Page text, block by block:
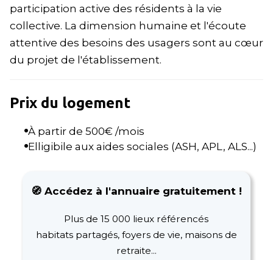
participation active des résidents à la vie
collective. La dimension humaine et l'écoute
attentive des besoins des usagers sont au cœur
du projet de l'établissement.
Prix du logement
À partir de 500€ /mois
Elligibile aux aides sociales (ASH, APL, ALS...)
🧭 Accédez à l'annuaire gratuitement !
Plus de 15 000 lieux référencés
habitats partagés, foyers de vie, maisons de
retraite...